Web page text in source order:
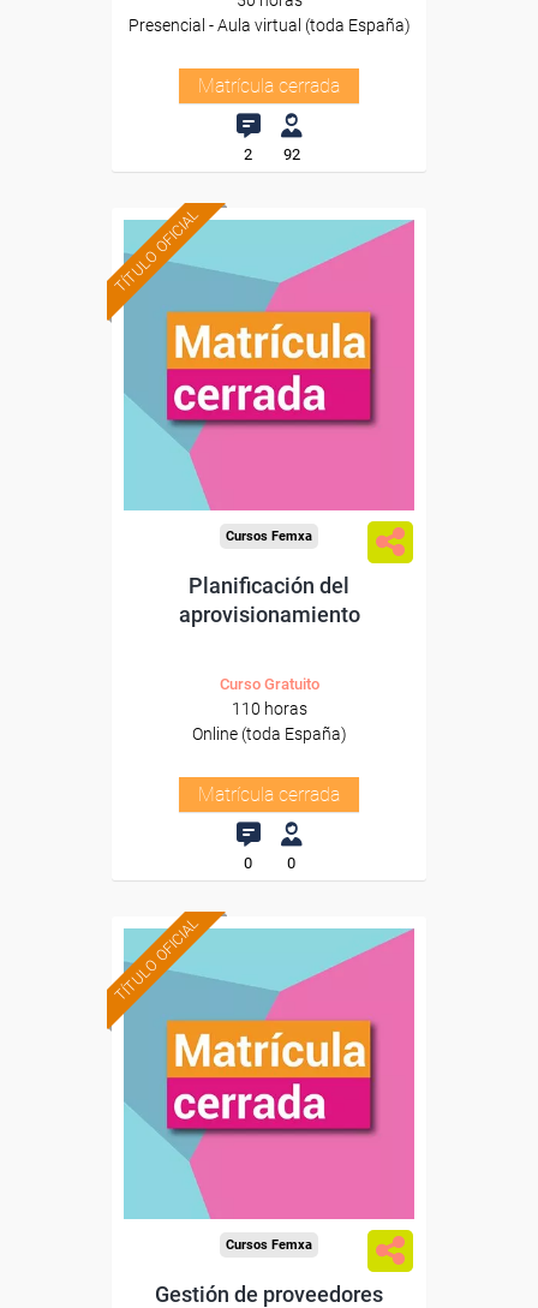
Presencial - Aula virtual (toda España)
Matrícula cerrada
2 92
TÍTULO OFICIAL
Cursos Femxa
Planificación del
aprovisionamiento
Curso Gratuito
110 horas
Online (toda España)
Matrícula cerrada
0 0
TÍTULO OFICIAL
Cursos Femxa
Gestión de proveedores